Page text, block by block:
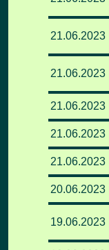
21.06.2023
21.06.2023
21.06.2023
21.06.2023
21.06.2023
20.06.2023
19.06.2023